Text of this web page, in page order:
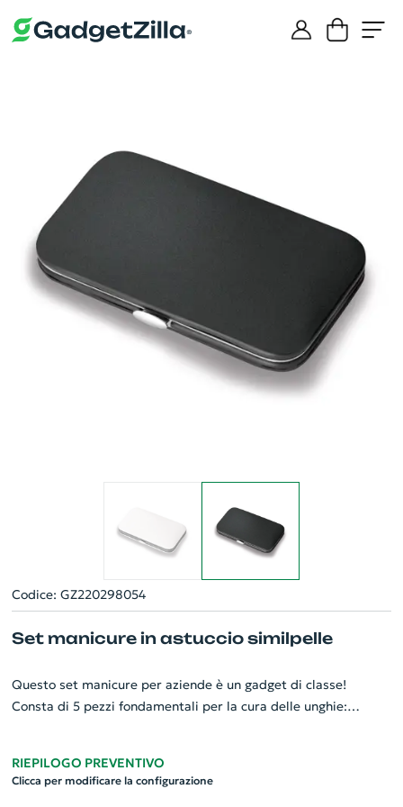
Codice: GZ220298054
Set manicure in astuccio similpelle
Questo set manicure per aziende è un gadget di classe!
Consta di 5 pezzi fondamentali per la cura delle unghie:
garantendo lunga durata e massima efficienza. Il set è
RIEPILOGO PREVENTIVO
Clicca per modificare la configurazione